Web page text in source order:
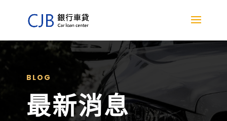
BLOG
最新消息